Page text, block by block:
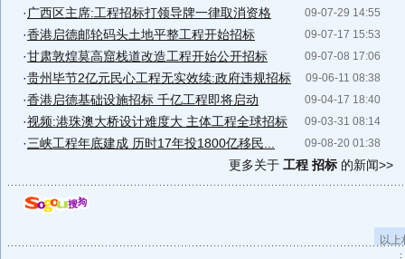
09-07-29 14:55
· 广西区主席:工程招标打领导牌一律取消资格
09-07-17 15:53
·香港启德邮轮码头土地平整工程开始招标
09-07-08 17:06
·甘肃敦煌莫高窟栈道改造工程开始公开招标
09-06-11 08:38
·贵州毕节2亿元民心工程无实效续:政府违规招标
09-04-17 18:40
·香港启德基础设施招标 千亿工程即将启动
09-03-31 08:14
·视频:港珠澳大桥设计难度大 主体工程全球招标
09-08-20 01:38
·三峡工程年底建成 历时17年投1800亿移民...
更多关于 工程 招标的新闻>>
以